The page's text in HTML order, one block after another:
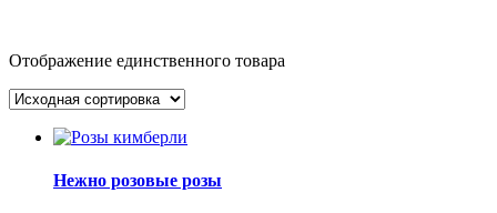
Отображение единственного товара
Нежно розовые розы